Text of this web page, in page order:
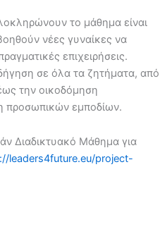
το μάθημα είναι
νέες γυναίκες να
επιχειρήσεις.
σε όλα τα ζητήματα, από
την οικοδόμηση
προσωπικών εμποδίων.
Διαδικτυακό Μάθημα για
leaders4future.eu/project-